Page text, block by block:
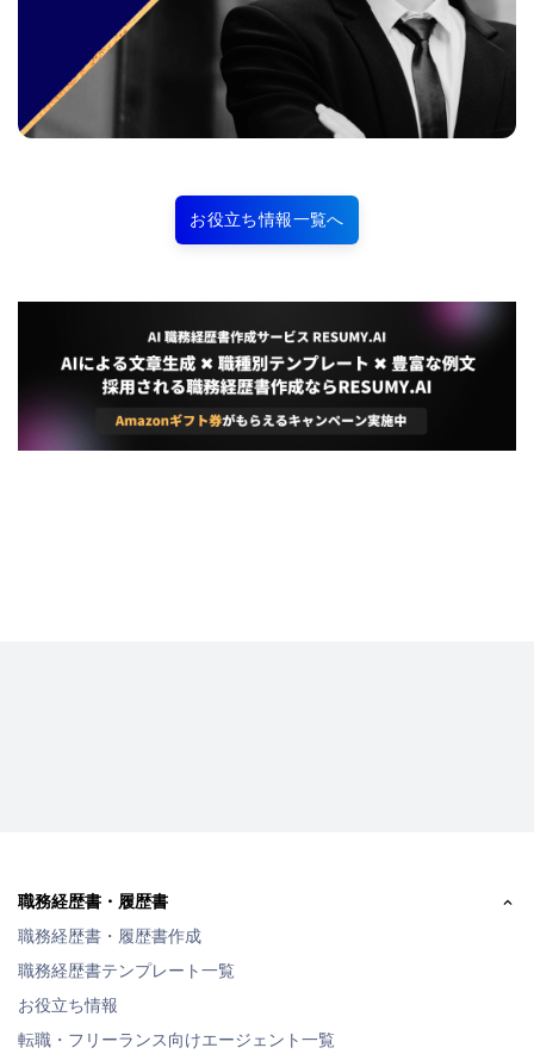
お役立ち情報一覧へ
職務経歴書・履歴書
職務経歴書・履歴書作成
職務経歴書テンプレート一覧
お役立ち情報
転職・フリーランス向けエージェント一覧